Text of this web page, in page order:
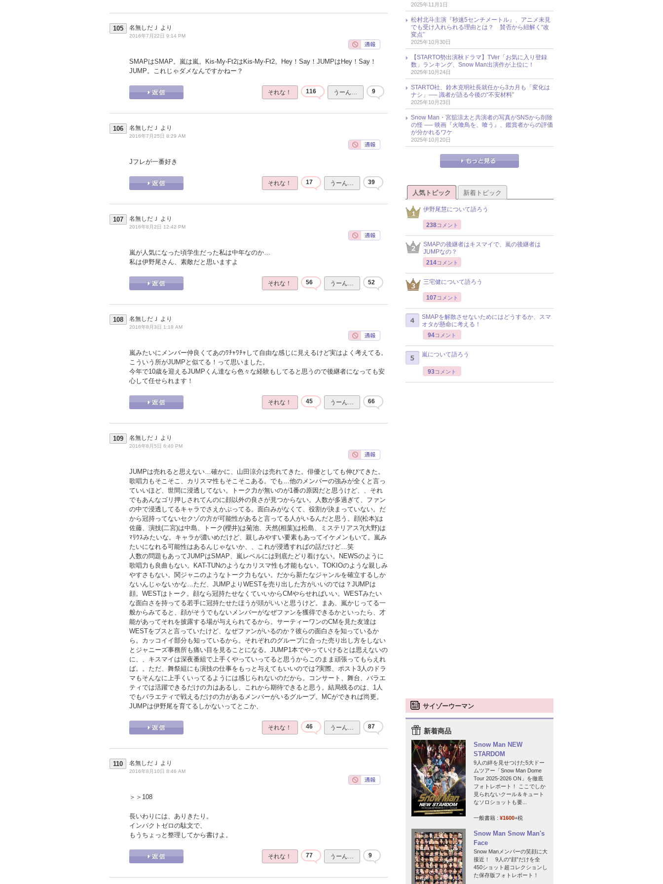
105 名無しだＪ より
2016年7月22日 9:14 PM
SMAPはSMAP。嵐は嵐。Kis-My-Ft2はKis-My-Ft2。Hey！Say！JUMPはHey！Say！
JUMP。これじゃダメなんですかねー？
それな！ 116 うーん… 9
106 名無しだＪ より
2016年7月25日 8:29 AM
Jフレが一番好き
それな！ 17 うーん… 39
107 名無しだＪ より
2016年8月2日 12:42 PM
嵐が人気になった頃学生だった私は中年なのか…
私は伊野尾さん、素敵だと思いますよ
それな！ 56 うーん… 52
108 名無しだＪ より
2016年8月3日 1:18 AM
嵐みたいにメンバー仲良くてあのﾜﾁｬﾜﾁｬして自由な感じに見えるけど実はよく考えてる。
こういう所がJUMPと似てる！って思いました。
今年で10歳を迎えるJUMPくん達なら色々な経験もしてると思うので後継者になっても安
心して任せられます！
それな！ 45 うーん… 66
109 名無しだＪ より
2016年8月5日 6:40 PM
JUMPは売れると思えない…確かに、山田涼介は売れてきた。俳優としても伸びてきた。
歌唱力もそこそこ、カリスマ性もそこそこある。でも…他のメンバーの強みが全くと言っ
ていいほど、世間に浸透してない。トーク力が無いのが1番の原因だと思うけど、、それ
でもあんなゴリ押しされてんのに顔以外の良さが見つからない。人数が多過ぎて、ファン
の中で浸透してるキャラでさえかぶってる。面白みがなくて、役割が決まっていない。だ
から冠持ってないセクゾの方が可能性があると言ってる人がいるんだと思う。顔(松本)は
佐藤、演技(二宮)は中島、トーク(櫻井)は菊池、天然(相葉)は松島、ミステリアス?(大野)は
ﾏﾘｳｽみたいな。キャラが濃いめだけど、親しみやすい要素もあってイケメンもいて。嵐み
たいになれる可能性はあるんじゃないか、、これが浸透すればの話だけど…笑
人数の問題もあってJUMPはSMAP、嵐レベルには到底たどり着けない。NEWSのように
歌唱力も良曲もない。KAT-TUNのようなカリスマ性も才能もない。TOKIOのような親しみ
やすさもない。関ジャニのようなトーク力もない。だから新たなジャンルを確立するしか
ないんじゃないかな…ただ、JUMPよりWESTを売り出した方がいいのでは？JUMPは
顔。WESTはトーク。顔なら冠持たせなくていいからCMやらせればいい。WESTみたい
な面白さを持ってる若手に冠持たせたほうが頭がいいと思うけど。まあ、嵐かじってる一
般からみてると、顔がそうでもないメンバーがなぜファンを獲得できるかといったら、才
能があってそれを披露する場が与えられてるから。サーティーワンのCMを見た友達は
WESTをブスと言っていたけど、なぜファンがいるのか？彼らの面白さを知っているか
ら。カッコイイ部分も知っているから。それぞれのグループに合った売り出し方をしない
とジャニーズ事務所も痛い目を見ることになる。JUMP1本でやっていけるとは思えないの
に、、キスマイは深夜番組で上手くやっていってると思うからこのまま頑張ってもらえれ
ば。。ただ、舞祭組にも演技の仕事をもっと与えてもいいのでは?実際、ポスト3人のドラ
マもそんなに上手くいってるようには感じられないのだから。コンサート、舞台、バラエ
ティでは活躍できるだけの力はあるし、これから期待できると思う。結局残るのは、1人
でもバラエティで戦えるだけの力があるメンバーがいるグループ。MCができれば尚更。
JUMPは伊野尾を育てるしかないってとこか、
それな！ 46 うーん… 87
110 名無しだＪ より
2016年8月10日 8:46 AM
＞＞108
長いわりには、ありきたり。
インパクトゼロの駄文で、
もうちょっと整理してから書けよ。
それな！ 77 うーん… 9
2025年11月1日
松村北斗主演『秒速5センチメートル』、アニメ未見
でも受け入れられる理由とは？ 賛否から紐解く“改
変点”
2025年10月30日
【STARTO勢出演秋ドラマ】TVer「お気に入り登録
数」ランキング、Snow Man出演作が上位に！
2025年10月24日
STARTO社、鈴木克明社長就任から3カ月も「変化は
ナシ」── 識者が語る今後の“不安材料”
2025年10月23日
Snow Man・宮舘涼太と共演者の写真がSNSから削除
の怪 ── 映画『火喰鳥を、喰う』、鑑賞者からの評価
が分かれるワケ
2025年10月20日
人気トピック 新着トピック
伊野尾慧について語ろう
238コメント
SMAPの後継者はキスマイで、嵐の後継者は
JUMPなの？
214コメント
三宅健について語ろう
107 コメント
SMAPを解散させないためにはどうするか、スマ
オタが懸命に考える！
94コメント
嵐について語ろう
93コメント
サイゾーウーマン
新着商品
Snow Man NEW
STARDOM
9人の絆を見せつけた5大ドー
ムツアー「Snow Man Dome
Tour 2025-2026 ON」を徹底
フォトレポート！ ここでしか
見られないクール＆キュート
なソロショットも要...
一般書籍 : ¥1600+税
Snow Man Snow Man's
Face
Snow Manメンバーの笑顔に大
接近！ 9人の“顔”だけを全
450ショット超コレクションし
た保存版フォトレポート！